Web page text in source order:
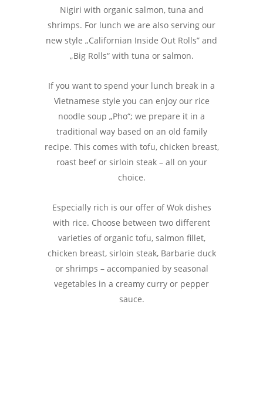
Nigiri with organic salmon, tuna and
shrimps. For lunch we are also serving our
new style „Californian Inside Out Rolls” and
„Big Rolls“ with tuna or salmon.
If you want to spend your lunch break in a
Vietnamese style you can enjoy our rice
noodle soup „Pho“; we prepare it in a
traditional way based on an old family
recipe. This comes with tofu, chicken breast,
roast beef or sirloin steak – all on your
choice.
Especially rich is our offer of Wok dishes
with rice. Choose between two different
varieties of organic tofu, salmon fillet,
chicken breast, sirloin steak, Barbarie duck
or shrimps – accompanied by seasonal
vegetables in a creamy curry or pepper
sauce.